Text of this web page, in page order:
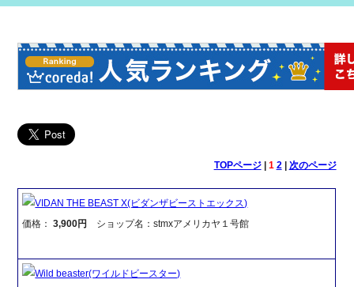
TOPページ| 1 2| 次のページ
VIDAN THE BEAST X(ビダンザビーストエックス)
価格：3,900円 ショップ名：stmxアメリカヤ１号館
Wild beaster(ワイルドビースター)